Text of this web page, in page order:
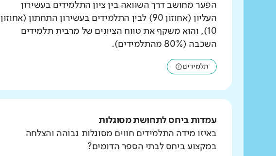
הפער מחושב דרך השוואה בין ציון התלמידים בעשירון
העליון (אחוזון 90) לבין התלמידים בעשירון התחתון (אחוזון
10), והוא משקף את טווח הציונים של מרבית תלמידים
השכבה (80% מהתלמידים).
תלמידים
עמדות ביחס לתחושת מסוגלות
באיזו מידה התלמידים חווים מסוגלות גבוהה והצלחה
במקצוע ביחס לבתי הספר הדומים?